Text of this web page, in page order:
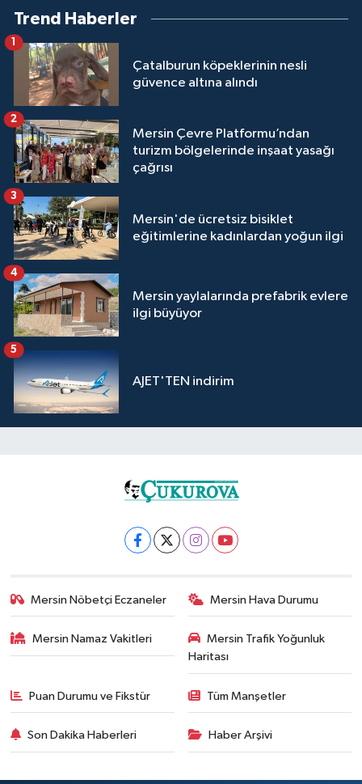
Trend Haberler
Çatalburun köpeklerinin nesli
güvence altına alındı
1
Mersin Çevre Platformu’ndan
turizm bölgelerinde inşaat yasağı
çağrısı
2
Mersin'de ücretsiz bisiklet
eğitimlerine kadınlardan yoğun ilgi
3
Mersin yaylalarında prefabrik evlere
ilgi büyüyor
4
AJET'TEN indirim
5
Mersin Nöbetçi Eczaneler Mersin Hava Durumu
Mersin Namaz Vakitleri
Mersin Trafik Yoğunluk
Haritası
Puan Durumu ve Fikstür Tüm Manşetler
Son Dakika Haberleri Haber Arşivi